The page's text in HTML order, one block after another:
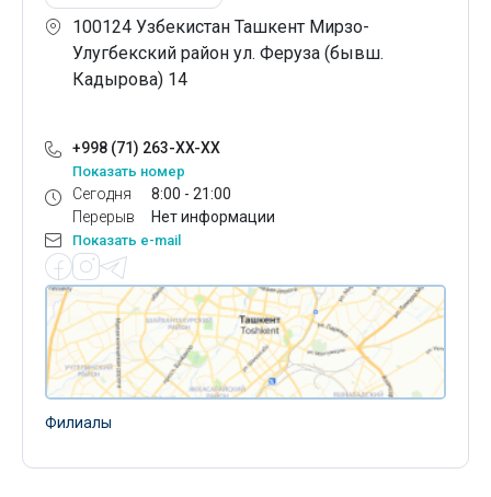
100124 Узбекистан Ташкент Мирзо-
Улугбекский район ул. Феруза (бывш.
Кадырова) 14
+998 (71) 263-XX-XX
Показать номер
Сегодня
Перерыв
8:00 - 21:00
Нет информации
Показать e-mail
Филиалы